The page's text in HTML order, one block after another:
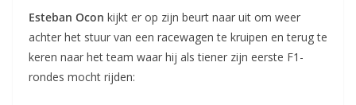
Esteban Ocon kijkt er op zijn beurt naar uit om weer
achter het stuur van een racewagen te kruipen en terug te
keren naar het team waar hij als tiener zijn eerste F1-
rondes mocht rijden: